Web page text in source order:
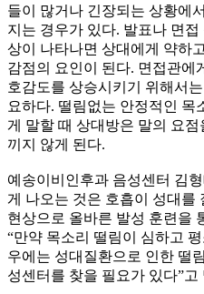
들이 많거나 긴장되는 상황에
지는 경우가 있다. 발표나 면
상이 나타나면 상대에게 약하
감점의 요인이 된다. 면접관에
호감도를 상승시키기 위해서
요하다. 떨림없는 안정적인 목
게 말할 때 상대방은 말의 요
끼지 않게 된다.
예송이비인후과 음성센터 김
게 나오는 것은 호흡이 성대를
현상으로 올바른 발성 훈련을
“만약 목소리 떨림이 심하고
우에는 성대질환으로 인한 떨
성센터를 찾을 필요가 있다”고